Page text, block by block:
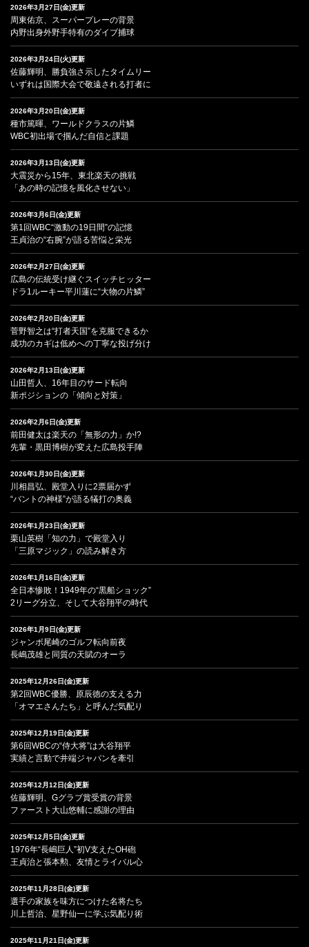
2026年3月27日(金)更新
周東佑京、スーパープレーの背景
内野出身外野手特有のダイブ捕球
2026年3月24日(火)更新
佐藤輝明、勝負強さ示したタイムリー
いずれは国際大会で敬遠される打者に
2026年3月20日(金)更新
種市篤暉、ワールドクラスの片鱗
WBC初出場で掴んだ自信と課題
2026年3月13日(金)更新
大震災から15年、東北楽天の挑戦
「あの時の記憶を風化させない」
2026年3月6日(金)更新
第1回WBC“激動の19日間”の記憶
王貞治の“右腕”が語る苦悩と栄光
2026年2月27日(金)更新
広島の伝統受け継ぐスイッチヒッター
ドラ1ルーキー平川蓮に“大物の片鱗”
2026年2月20日(金)更新
菅野智之は“打者天国”を克服できるか
成功のカギは低めへの丁寧な投げ分け
2026年2月13日(金)更新
山田哲人、16年目のサード転向
新ポジションの「傾向と対策」
2026年2月6日(金)更新
前田健太は楽天の「無形の力」か!?
先輩・黒田博樹が変えた広島投手陣
2026年1月30日(金)更新
川相昌弘、殿堂入りに2票届かず
“バントの神様”が語る犠打の奥義
2026年1月23日(金)更新
栗山英樹「知の力」で殿堂入り
「三原マジック」の読み解き方
2026年1月16日(金)更新
全日本惨敗！1949年の“黒船ショック”
2リーグ分立、そして大谷翔平の時代
2026年1月9日(金)更新
ジャンボ尾崎のゴルフ転向前夜
長嶋茂雄と同質の天賦のオーラ
2025年12月26日(金)更新
第2回WBC優勝、原辰徳の支える力
「オマエさんたち」と呼んだ気配り
2025年12月19日(金)更新
第6回WBCの“侍大将”は大谷翔平
実績と言動で井端ジャパンを牽引
2025年12月12日(金)更新
佐藤輝明、Gグラブ賞受賞の背景
ファースト大山悠輔に感謝の理由
2025年12月5日(金)更新
1976年“長嶋巨人”初V支えたOH砲
王貞治と張本勲、友情とライバル心
2025年11月28日(金)更新
選手の家族を味方につけた名将たち
川上哲治、星野仙一に学ぶ気配り術
2025年11月21日(金)更新